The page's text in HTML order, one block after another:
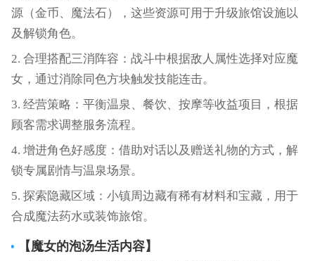
源（金币、魔法石），这些资源可用于升级旅馆设施以
及解锁角色。
2. 合理搭配三消阵容：战斗中根据敌人属性选择对应魔
女，通过消除同色方块触发技能连击。
3. 经营策略：平衡温泉、餐饮、按摩等收益项目，根据
顾客需求调整服务流程。
4. 增进角色好感度：借助对话以及赠送礼物的方式，解
锁专属剧情与温泉场景。
5. 探索隐藏区域：小镇周边藏有稀有材料和宝藏，用于
合成魔法药水或装饰旅馆。
【魔女的泡汤生活内容】